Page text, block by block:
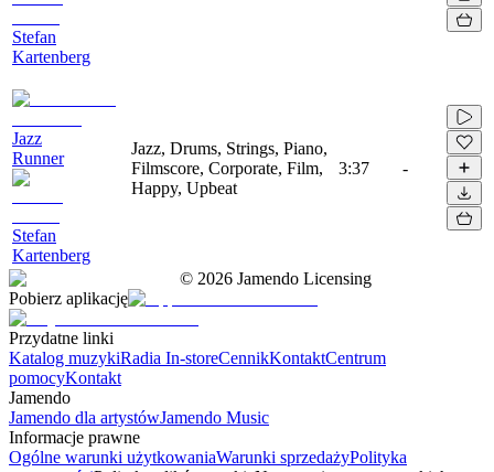
Stefan
Kartenberg
Jazz
Runner
Stefan
Kartenberg
Jazz, Drums, Strings, Piano,
Filmscore, Corporate, Film,
Happy, Upbeat
3:37 -
© 2026 Jamendo Licensing
Pobierz aplikację
Przydatne linki
Katalog muzykiRadia In-storeCennikKontaktCentrum
pomocyKontakt
Jamendo
Jamendo dla artystówJamendo Music
Informacje prawne
Ogólne warunki użytkowaniaWarunki sprzedażyPolityka